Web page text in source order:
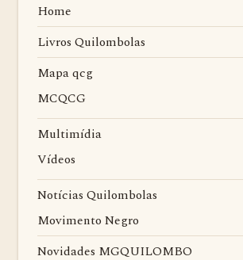
Home
Livros Quilombolas
Mapa qcg
MCQCG
Multimídia
Vídeos
Notícias Quilombolas
Movimento Negro
Novidades MGQUILOMBO